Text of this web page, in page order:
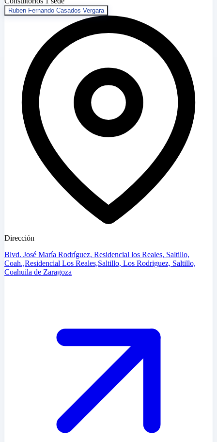
Ruben Fernando Casados Vergara
Dirección
Blvd. José María Rodríguez, Residencial los Reales, Saltillo,
Coah.,Residencial Los Reales,Saltillo, Los Rodriguez, Saltillo,
Coahuila de Zaragoza